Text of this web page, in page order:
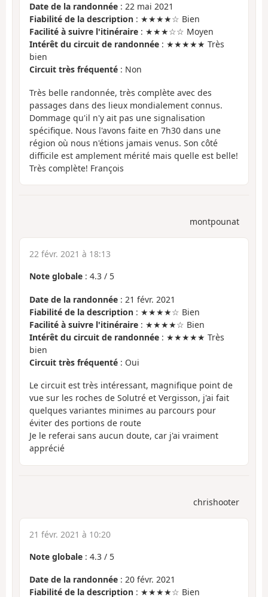
Date de la randonnée : 22 mai 2021
Fiabilité de la description : ★★★★☆ Bien
Facilité à suivre l'itinéraire : ★★★☆☆ Moyen
Intérêt du circuit de randonnée : ★★★★★ Très
bien
Circuit très fréquenté : Non
Très belle randonnée, très complète avec des
passages dans des lieux mondialement connus.
Dommage qu'il n'y ait pas une signalisation
spécifique. Nous l'avons faite en 7h30 dans une
région où nous n'étions jamais venus. Son côté
difficile est amplement mérité mais quelle est belle!
Très complète! François
montpounat
22 févr. 2021 à 18:13
Note globale : 4.3 / 5
Date de la randonnée : 21 févr. 2021
Fiabilité de la description : ★★★★☆ Bien
Facilité à suivre l'itinéraire : ★★★★☆ Bien
Intérêt du circuit de randonnée : ★★★★★ Très
bien
Circuit très fréquenté : Oui
Le circuit est très intéressant, magnifique point de
vue sur les roches de Solutré et Vergisson, j'ai fait
quelques variantes minimes au parcours pour
éviter des portions de route
Je le referai sans aucun doute, car j'ai vraiment
apprécié
chrishooter
21 févr. 2021 à 10:20
Note globale : 4.3 / 5
Date de la randonnée : 20 févr. 2021
Fiabilité de la description : ★★★★☆ Bien